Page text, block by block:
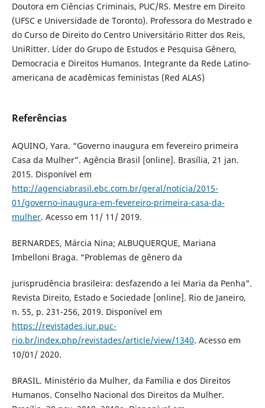
Doutora em Ciências Criminais, PUC/RS. Mestre em Direito
(UFSC e Universidade de Toronto). Professora do Mestrado e
do Curso de Direito do Centro Universitário Ritter dos Reis,
UniRitter. Líder do Grupo de Estudos e Pesquisa Gênero,
Democracia e Direitos Humanos. Integrante da Rede Latino-
americana de acadêmicas feministas (Red ALAS)
Referências
AQUINO, Yara. “Governo inaugura em fevereiro primeira
Casa da Mulher”. Agência Brasil [online]. Brasília, 21 jan.
2015. Disponível em
http://agenciabrasil.ebc.com.br/geral/noticia/2015-
01/governo-inaugura-em-fevereiro-primeira-casa-da-
mulher. Acesso em 11/ 11/ 2019.
BERNARDES, Márcia Nina; ALBUQUERQUE, Mariana
Imbelloni Braga. “Problemas de gênero da
jurisprudência brasileira: desfazendo a lei Maria da Penha”.
Revista Direito, Estado e Sociedade [online]. Rio de Janeiro,
n. 55, p. 231-256, 2019. Disponível em
https://revistades.jur.puc-
rio.br/index.php/revistades/article/view/1340. Acesso em
10/01/ 2020.
BRASIL. Ministério da Mulher, da Família e dos Direitos
Humanos. Conselho Nacional dos Direitos da Mulher.